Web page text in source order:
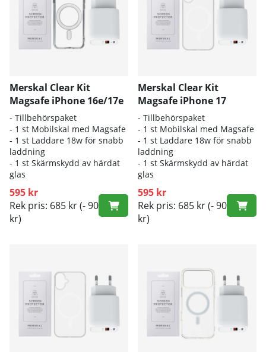
Merskal Clear Kit
Magsafe iPhone 16e/17e
- Tillbehörspaket
- 1 st Mobilskal med Magsafe
- 1 st Laddare 18w för snabb
laddning
- 1 st Skärmskydd av härdat
glas
595 kr
Rek pris: 685 kr(- 90
kr)
Merskal Clear Kit
Magsafe iPhone 17
- Tillbehörspaket
- 1 st Mobilskal med Magsafe
- 1 st Laddare 18w för snabb
laddning
- 1 st Skärmskydd av härdat
glas
595 kr
Rek pris: 685 kr(- 90
kr)